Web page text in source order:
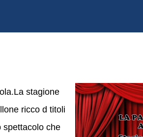
stagione
ricco d titoli
spettacolo che